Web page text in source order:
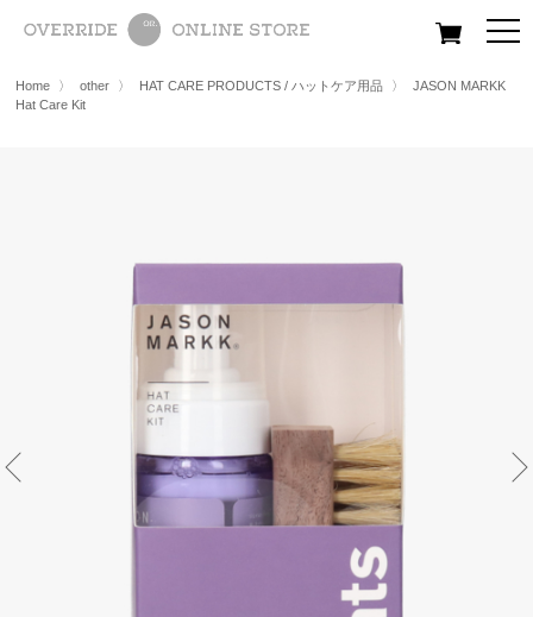
All Women Men
Home 〉 other 〉 HAT CARE PRODUCTS / ハットケア用品 〉
JASON MARKK
Hat Care Kit